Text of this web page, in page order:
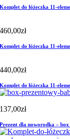
Komplet do łóżeczka 11-
460,00zł
Komplet do łóżeczka 11-
440,00zł
Komplet do łóżeczka 11-
137,00zł
Prezent dla noworodka –